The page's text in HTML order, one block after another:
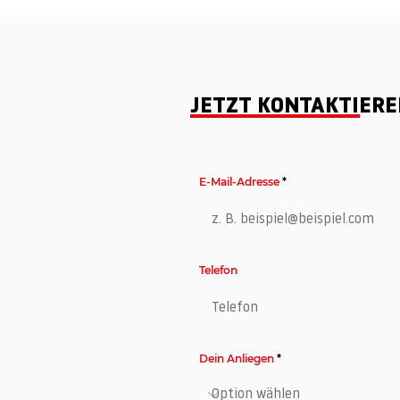
JETZT
E-Mail-Adresse
Telefon
Dein Anliegen